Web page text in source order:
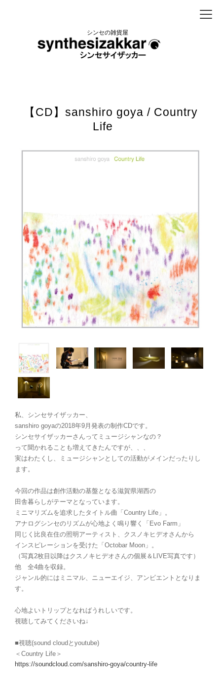
シンセの雑貨屋
【CD】sanshiro goya / Country
Life
私、シンセサイザッカー、
sanshiro goyaの2018年9月発表の制作CDです。
シンセサイザッカーさんってミュージシャンなの？
って聞かれることも増えてきたんですが、、、
実はわたくし、ミュージシャンとしての活動がメインだったりし
ます。
今回の作品は創作活動の基盤となる滋賀県湖西の
田舎暮らしがテーマとなっています。
ミニマリズムを追求したタイトル曲「Country Life」。
アナログシンセのリズムが心地よく鳴り響く「Evo Farm」
同じく比良在住の照明アーティスト、クスノキヒデオさんから
インスピレーションを受けた「Octobar Moon」。
（写真2枚目以降はクスノキヒデオさんの個展＆LIVE写真です）
他 全4曲を収録。
ジャンル的にはミニマル、ニューエイジ、アンビエントとなりま
す。
心地よいトリップとなればうれしいです。
視聴してみてくださいね↓
■視聴(sound cloudとyoutube)
＜Country Life＞
https://soundcloud.com/sanshiro-goya/country-life